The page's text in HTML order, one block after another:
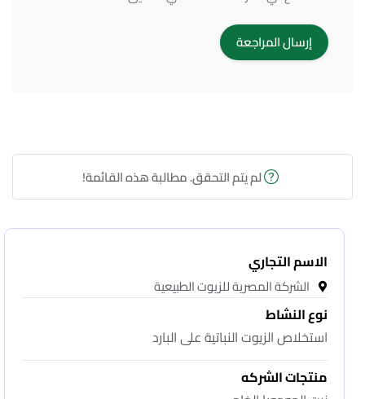
لم يتم التحقق. مطالبة هذه القائمة!
الاسم التجاري
الشركة المصرية للزيوت الطبيعية
نوع النشاط
استخلاص الزيوت النباتية على البارد
منتجات الشركه